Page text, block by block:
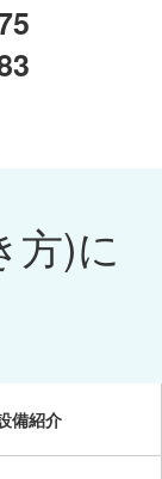
方)に
備紹介